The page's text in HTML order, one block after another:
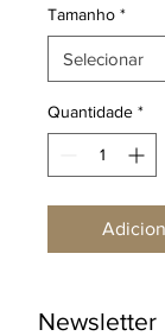
Tamanho *
Quantidade *
Newsletter